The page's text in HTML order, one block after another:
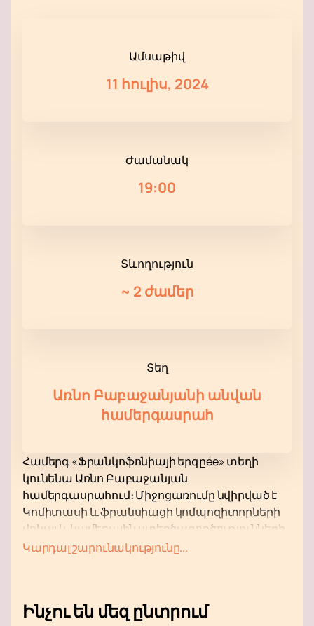
Ամսաթիվ
11 հուլիս, 2024
Ժամանակ
19:00
Տևողություն
~ 2 ժամեր
Տեղ
Առնո Բաբաջանյանի անվան
համերգասրահ
Համերգ «Ֆրանկոֆոնիայի երգըée» տեղի
կունենա Առնո Բաբաջանյան
համերգասրահում։ Միջոցառումը նվիրված է
Կոմիտասի և ֆրանսիացի կոմպոզիտորների
վոկալ և կամերային ստեղծագործությունների
կատարմանը։ Ծրագրին կմասնակցեն
հնարավորություն է տալիս վայելելու
Կարդալ շարունակությունը...
Ինչու են մեզ ընտրում